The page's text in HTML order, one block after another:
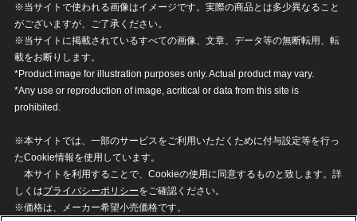
※当サイトで使われる画像はイメージです。実際の商品とは多少異なること
がございますが、ご了承ください。
※当サイトに掲載されているすべての画像、文章、データ等の無断転用、転
載をお断りします。
*Product image for illustration purposes only. Actual product may vary.
*Any use or reproduction of image, acritical or data from this site is
prohibited.
※本サイトでは、一部のサービスをご利用いただくために付与設定等を行っ
たCookie情報を使用しています。
本サイトを利用することで、Cookieの使用に同意するものと致します。詳
しくはプライバシーポリシーをご確認ください。
※価格は、メーカー希望小売価格です。